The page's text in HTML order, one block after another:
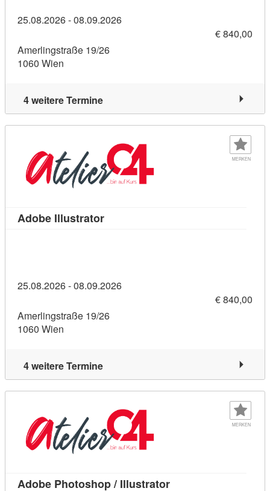
25.08.2026 - 08.09.2026
€ 840,00
Amerlingstraße 19/26
1060 Wien
4 weitere Termine
MERKEN
Adobe IllustratorKursdetail: Adobe Illustrator
25.08.2026 - 08.09.2026
€ 840,00
Amerlingstraße 19/26
1060 Wien
4 weitere Termine
MERKEN
Adobe Photoshop / IllustratorKursdetail: Adobe